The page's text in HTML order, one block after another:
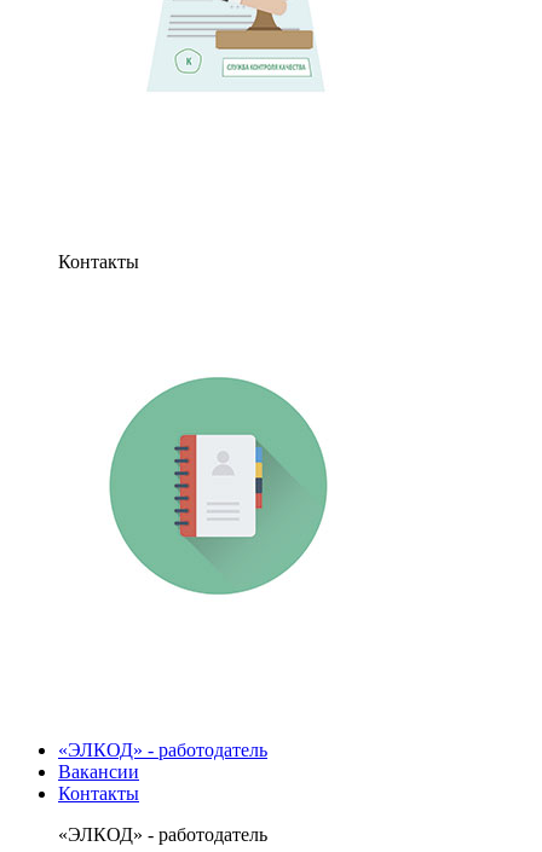
Контакты
«ЭЛКОД» - работодатель
Вакансии
Контакты
«ЭЛКОД» - работодатель